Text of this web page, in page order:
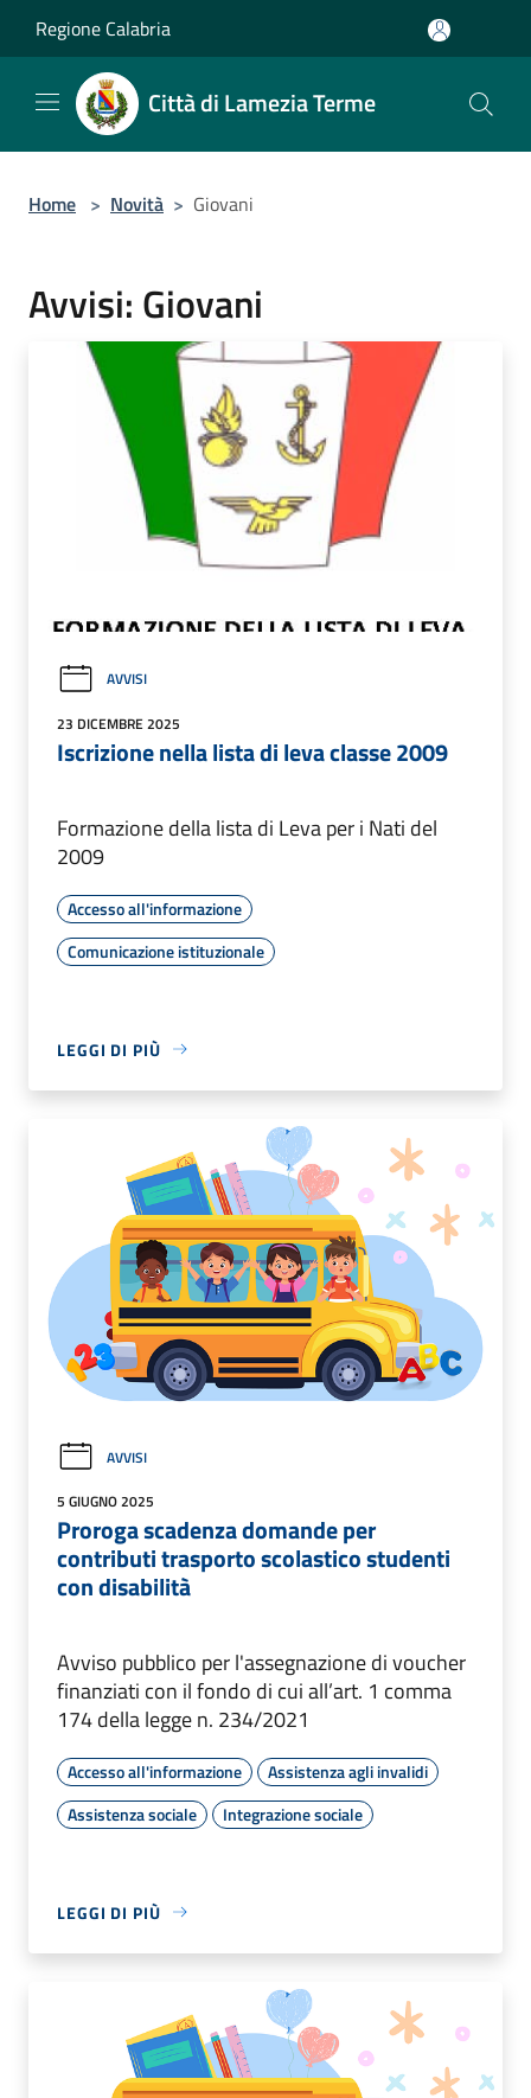
Regione Calabria
Città di Lamezia Terme
Home > Novità > Giovani
Avvisi: Giovani
AVVISI
23 DICEMBRE 2025
Iscrizione nella lista di leva classe 2009
Formazione della lista di Leva per i Nati del
2009
Accesso all'informazione
Comunicazione istituzionale
LEGGI DI PIÙ
AVVISI
5 GIUGNO 2025
Proroga scadenza domande per
contributi trasporto scolastico studenti
con disabilità
Avviso pubblico per l'assegnazione di voucher
finanziati con il fondo di cui all’art. 1 comma
174 della legge n. 234/2021
Accesso all'informazione
Assistenza agli invalidi
Assistenza sociale
Integrazione sociale
LEGGI DI PIÙ